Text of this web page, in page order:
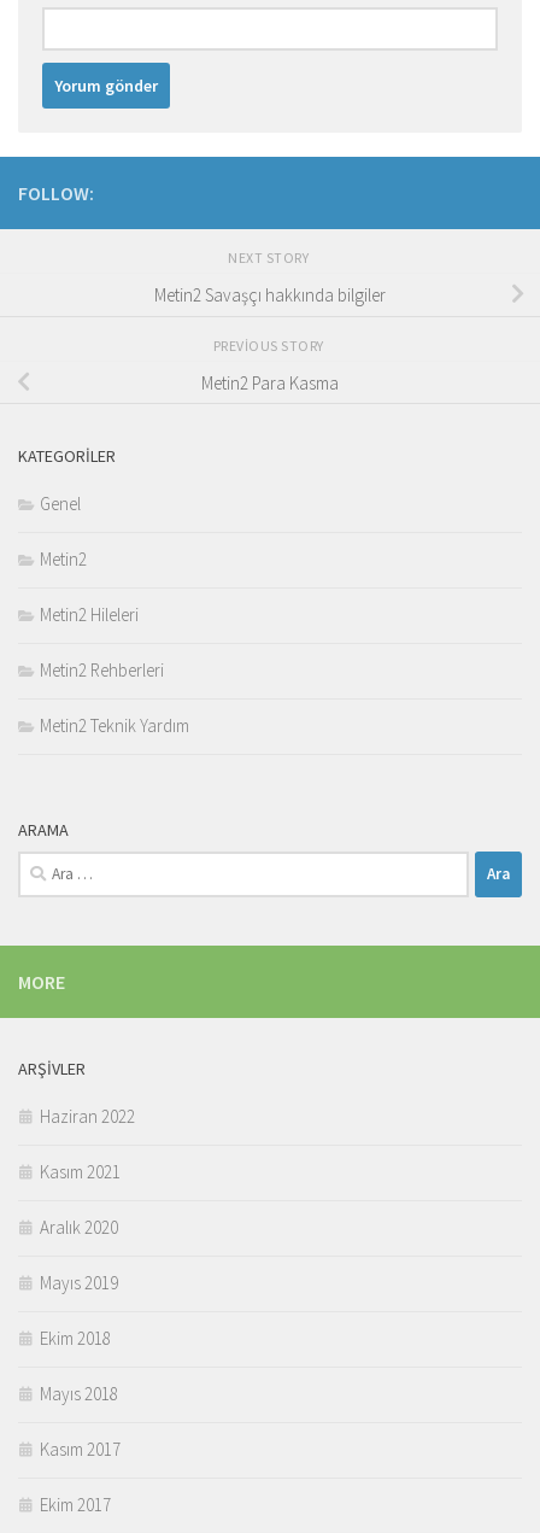
FOLLOW:
NEXT STORY
Metin2 Savaşçı hakkında bilgiler
PREVIOUS STORY
Metin2 Para Kasma
KATEGORILER
Genel
Metin2
Metin2 Hileleri
Metin2 Rehberleri
Metin2 Teknik Yardım
ARAMA
Arama:
MORE
ARŞIVLER
Haziran 2022
Kasım 2021
Aralık 2020
Mayıs 2019
Ekim 2018
Mayıs 2018
Kasım 2017
Ekim 2017